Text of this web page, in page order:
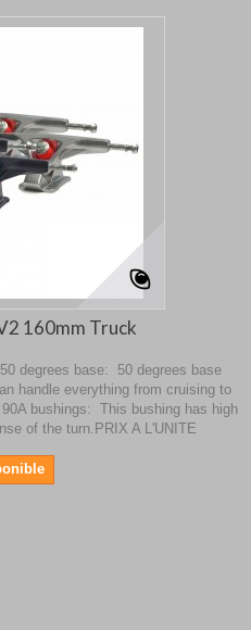
160mm Truck
degrees base: 50 degrees base
handle everything from cruising to
bushings: This bushing has high
of the turn.PRIX A L'UNITE